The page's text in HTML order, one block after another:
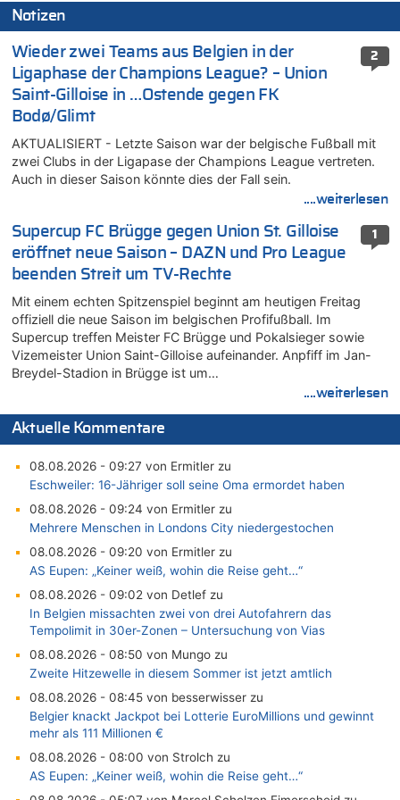
Notizen
2
Wieder zwei Teams aus Belgien in der
Ligaphase der Champions League? – Union
Saint-Gilloise in …Ostende gegen FK
Bodø/Glimt
AKTUALISIERT - Letzte Saison war der belgische Fußball mit
zwei Clubs in der Ligapase der Champions League vertreten.
Auch in dieser Saison könnte dies der Fall sein.
....weiterlesen
1
Supercup FC Brügge gegen Union St. Gilloise
eröffnet neue Saison – DAZN und Pro League
beenden Streit um TV-Rechte
Mit einem echten Spitzenspiel beginnt am heutigen Freitag
offiziell die neue Saison im belgischen Profifußball. Im
Supercup treffen Meister FC Brügge und Pokalsieger sowie
Vizemeister Union Saint-Gilloise aufeinander. Anpfiff im Jan-
Breydel-Stadion in Brügge ist um…
....weiterlesen
Aktuelle Kommentare
08.08.2026 - 09:27 von Ermitler zu
Eschweiler: 16-Jähriger soll seine Oma ermordet haben
08.08.2026 - 09:24 von Ermitler zu
Mehrere Menschen in Londons City niedergestochen
08.08.2026 - 09:20 von Ermitler zu
AS Eupen: „Keiner weiß, wohin die Reise geht…“
08.08.2026 - 09:02 von Detlef zu
In Belgien missachten zwei von drei Autofahrern das
Tempolimit in 30er-Zonen – Untersuchung von Vias
08.08.2026 - 08:50 von Mungo zu
Zweite Hitzewelle in diesem Sommer ist jetzt amtlich
08.08.2026 - 08:45 von besserwisser zu
Belgier knackt Jackpot bei Lotterie EuroMillions und gewinnt
mehr als 111 Millionen €
08.08.2026 - 08:00 von Strolch zu
AS Eupen: „Keiner weiß, wohin die Reise geht…“